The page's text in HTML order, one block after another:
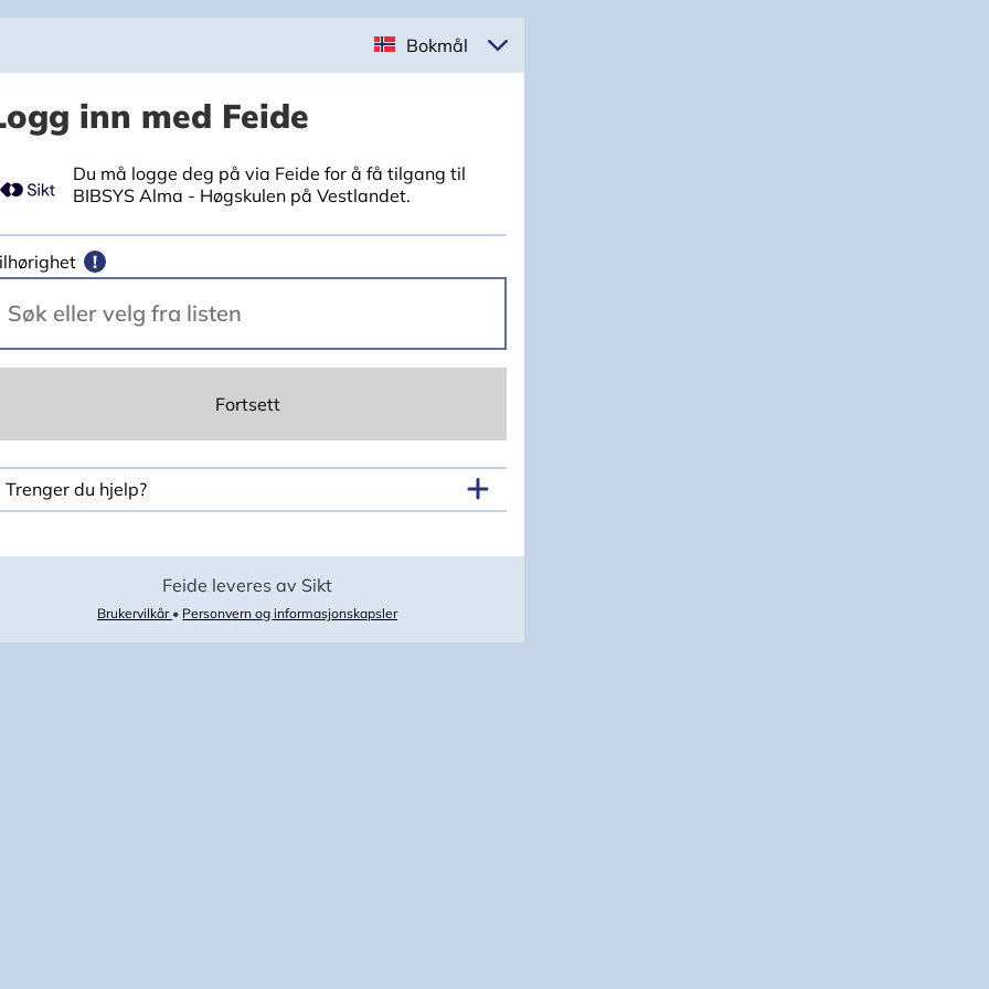
Bokmål
inn med Feide
Du må logge deg på via Feide for å få tilgang til
BIBSYS Alma - Høgskulen på Vestlandet.
!
Fortsett
Trenger du hjelp?
Feide leveres av Sikt
Brukervilkår • Personvern og informasjonskapsler